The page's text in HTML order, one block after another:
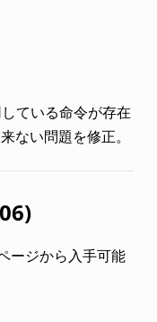
ている命令が存在
ない問題を修正。
ージから入手可能